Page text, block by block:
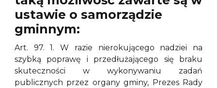
ustawie o samorządzie
gminnym:
Art. 97. 1. W razie nierokującego nadziei na
szybką poprawę i przedłużającego się braku
skuteczności w wykonywaniu zadań
publicznych przez organy gminy, Prezes Rady